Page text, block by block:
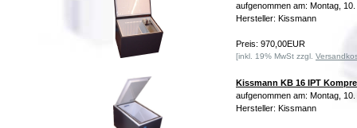
aufgenommen am: Montag,
Hersteller: Kissmann
Preis: 970,00EUR
[inkl. 19% MwSt zzgl.
Kissmann KB 16 IPT
aufgenommen am: Montag,
Hersteller: Kissmann